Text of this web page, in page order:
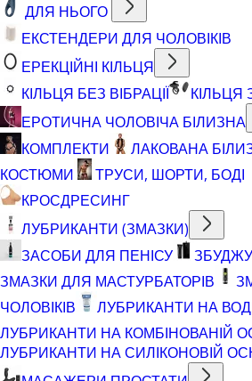
ДЛЯ НЬОГО
ЕКСТЕНДЕРИ ДЛЯ ЧОЛОВІКІВ
ЕРЕКЦІЙНІ КІЛЬЦЯ
КІЛЬЦЯ БЕЗ ВІБРАЦІЇ
КІЛЬЦЯ
ЕРОТИЧНА ЧОЛОВІЧА БІЛИЗНА
КОМПЛЕКТИ
ЛАКОВАНА
КОСТЮМИ
ТРУСИ, ШОРТИ, БОДІ
КРОСДРЕСИНГ
ЛУБРИКАНТИ (ЗМАЗКИ)
ЗАСОБИ ДЛЯ ПЕНІСУ
ЗМАЗКИ ДЛЯ МАСТУРБАТОРІВ
ЧОЛОВІКІВ
ЛУБРИКАНТИ НА
ЛУБРИКАНТИ НА КОМБІНОВАНІЙ
ЛУБРИКАНТИ НА СИЛІКОНОВІЙ